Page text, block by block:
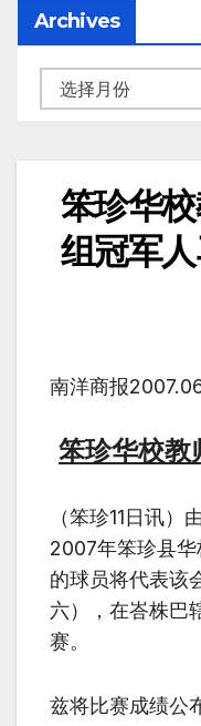
Archives
笨珍华
组冠军
南洋商报
笨珍华校教
（笨珍11日讯）
2007年笨珍县
的球员将代表该
六），在峇株巴
赛。
兹将比赛成绩公